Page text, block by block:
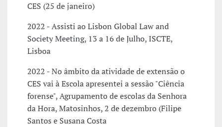
CES (25 de janeiro)
2022 - Assisti ao Lisbon Global Law and
Society Meeting, 13 a 16 de Julho, ISCTE,
Lisboa
2022 - No âmbito da atividade de extensão o
CES vai à Escola apresentei a sessão "Ciência
forense", Agrupamento de escolas da Senhora
da Hora, Matosinhos, 2 de dezembro (Filipe
Santos e Susana Costa